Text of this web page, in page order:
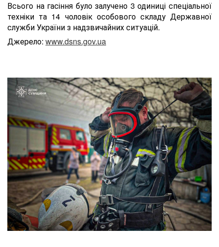
Всього на гасіння було залучено 3 одиниці спеціальної
техніки та 14 чоловік особового складу Державної
служби України з надзвичайних ситуацій.
Джерело: www.dsns.gov.ua